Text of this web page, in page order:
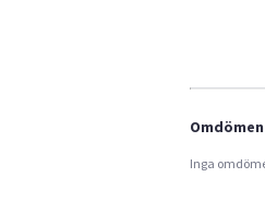
Omdömen
Inga